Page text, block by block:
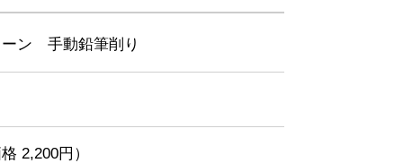
ン 手動鉛筆削り
2,200円）